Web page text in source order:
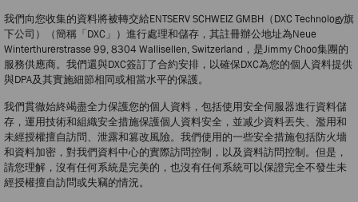
我們向您收集的資料將被轉交給ENTSERV SCHWEIZ GMBH（DXC Technology旗
下公司）（簡稱「DXC」）進行處理和儲存，其註冊辦公地址為Neue
Winterthurerstrasse 99, 8304 Wallisellen, Switzerland，是Jimmy Choo集團的
服務供應商。我們還與DXC簽訂了合約安排，以確保DXC為您的個人資料提供
與DPA及其實施細節相同或相當水平的保護。
我們貫徹始終竭盡全力保護您的個人資料，包括使用安全伺服器進行資料儲
存，運用技術和組織安全措施保護個人資料安全，並减少資料丟失、濫用和
未經授權擅自訪問、泄露和篡改風險。我們使用的一些安全措施包括防火墻
和資料加密，對我們資料中心的實際訪問控制，以及資料訪問控制。但是，
請您理解，沒有任何系統是完美的，也沒有任何系統可以保證完全不發生未
經授權擅自訪問或失竊的情況。